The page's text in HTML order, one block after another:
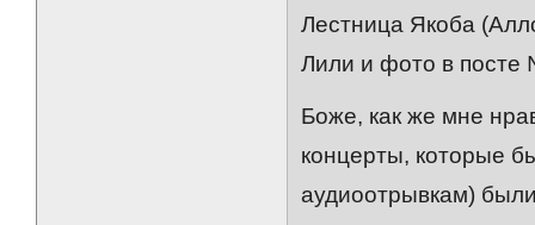
Лестница Якоба
Лили и фото в посте
Боже, как же мне
концерты, которые
аудиоотрывкам)